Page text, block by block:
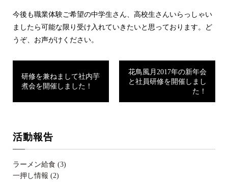
今後も職業体験ご希望の中学生さん、高校生さんいらっしゃい
ましたら可能な限り受け入れていきたいと思っております。ど
うぞ、お声がけください。
研修を兼ねまして社内芋
煮会を開催しました！
花鳥風月2017年の新年会
と社員研修を開催しまし
た！
活動報告
ラーメン給食 (3)
一押し情報 (2)